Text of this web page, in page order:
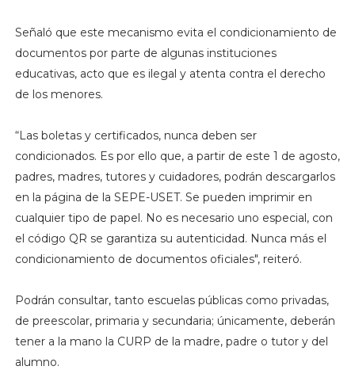
Señaló que este mecanismo evita el condicionamiento de
documentos por parte de algunas instituciones
educativas, acto que es ilegal y atenta contra el derecho
de los menores.
“Las boletas y certificados, nunca deben ser
condicionados. Es por ello que, a partir de este 1 de agosto,
padres, madres, tutores y cuidadores, podrán descargarlos
en la página de la SEPE-USET. Se pueden imprimir en
cualquier tipo de papel. No es necesario uno especial, con
el código QR se garantiza su autenticidad. Nunca más el
condicionamiento de documentos oficiales", reiteró.
Podrán consultar, tanto escuelas públicas como privadas,
de preescolar, primaria y secundaria; únicamente, deberán
tener a la mano la CURP de la madre, padre o tutor y del
alumno.